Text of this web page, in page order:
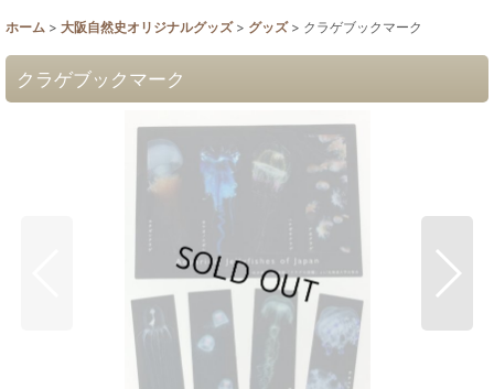
ホーム > 大阪自然史オリジナルグッズ > グッズ > クラゲブックマーク
クラゲブックマーク